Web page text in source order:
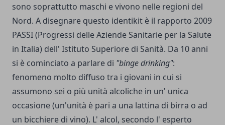
sono soprattutto maschi e vivono nelle regioni del
Nord. A disegnare questo identikit è il rapporto 2009
PASSI (Progressi delle Aziende Sanitarie per la Salute
in Italia) dell' Istituto Superiore di Sanità. Da 10 anni
si è cominciato a parlare di "binge drinking":
fenomeno molto diffuso tra i giovani in cui si
assumono sei o più unità alcoliche in un' unica
occasione (un'unità è pari a una lattina di birra o ad
un bicchiere di vino). L' alcol, secondo l' esperto